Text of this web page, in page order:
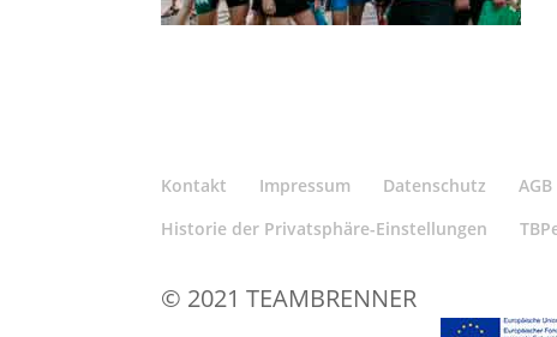
Kontakt Impressum Datenschutz AGB
Historie der Privatsphäre-Einstellungen
© 2021 TEAMBRENNER